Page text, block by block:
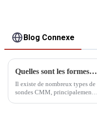
Blog Connexe
Quelles sont les formes de la plume de la sonde de mesure
Il existe de nombreux types de
sondes CMM, principalement